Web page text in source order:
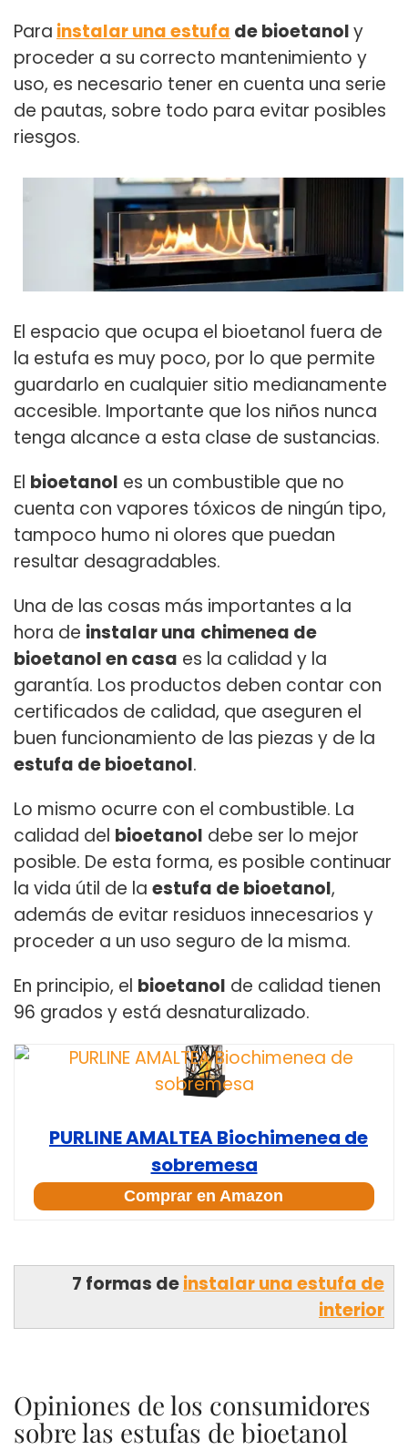
Para instalar una estufa de bioetanoly
proceder a su correcto mantenimiento y
uso, es necesario tener en cuenta una serie
de pautas, sobre todo para evitar posibles
riesgos.
El espacio que ocupa el bioetanol fuera de
la estufa es muy poco, por lo que permite
guardarlo en cualquier sitio medianamente
accesible. Importante que los niños nunca
tenga alcance a esta clase de sustancias.
El bioetanol es un combustible que no
cuenta con vapores tóxicos de ningún tipo,
tampoco humo ni olores que puedan
resultar desagradables.
Una de las cosas más importantes a la
hora de instalar una chimenea de
bioetanol en casa es la calidad y la
garantía. Los productos deben contar con
certificados de calidad, que aseguren el
buen funcionamiento de las piezas y de la
estufa de bioetanol.
Lo mismo ocurre con el combustible. La
calidad del bioetanol debe ser lo mejor
posible. De esta forma, es posible continuar
la vida útil de la estufa de bioetanol,
además de evitar residuos innecesarios y
proceder a un uso seguro de la misma.
En principio, el bioetanol de calidad tienen
96 grados y está desnaturalizado.
PURLINE AMALTEA Biochimenea de
sobremesa
Comprar en Amazon
7 formas deinstalar una estufa de
interior
Opiniones de los consumidores
sobre las estufas de bioetanol